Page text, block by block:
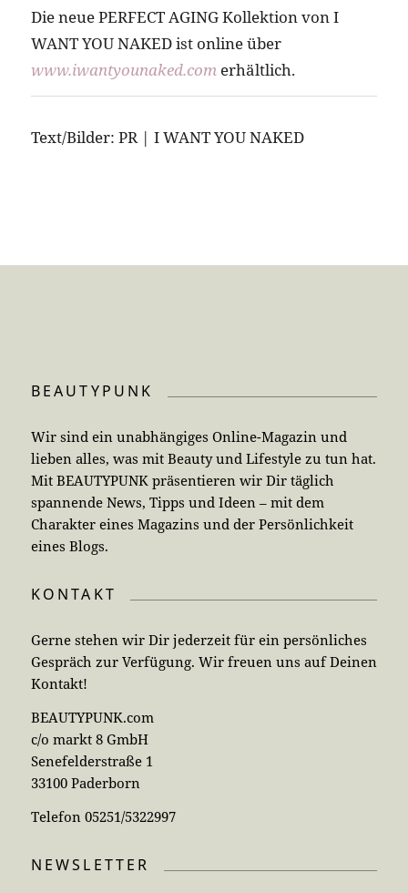
Die neue PERFECT AGING Kollektion von I
WANT YOU NAKED ist online über
www.iwantyounaked.comerhältlich.
Text/Bilder: PR | I WANT YOU NAKED
BEAUTYPUNK
Wir sind ein unabhängiges Online-Magazin und
lieben alles, was mit Beauty und Lifestyle zu tun hat.
Mit BEAUTYPUNK präsentieren wir Dir täglich
spannende News, Tipps und Ideen – mit dem
Charakter eines Magazins und der Persönlichkeit
eines Blogs.
KONTAKT
Gerne stehen wir Dir jederzeit für ein persönliches
Gespräch zur Verfügung. Wir freuen uns auf Deinen
Kontakt!
BEAUTYPUNK.com
c/o markt 8 GmbH
Senefelderstraße 1
33100 Paderborn
Telefon 05251/5322997
NEWSLETTER